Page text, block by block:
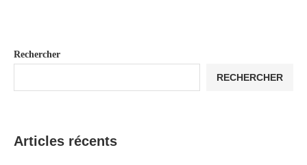
Rechercher
RECHERCHER
Articles récents